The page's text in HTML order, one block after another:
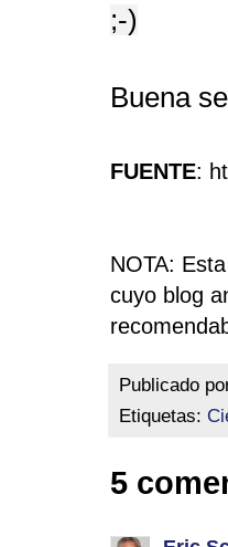
;-)
Buena
FUENTE:
NOTA:
cuyo blog
Publicado
Etiquetas:
5